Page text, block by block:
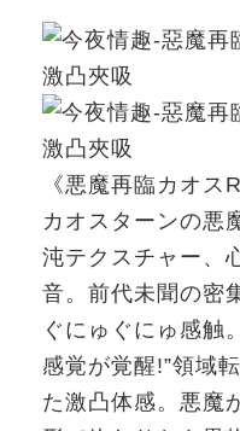
《悪魔再臨カオス
カオスターンの悪
沌テクスチャー、
音。 前代未聞の密
ぐにゅぐにゅ感触。
感覚が覚醒!”領域
た激凸体感。 悪魔